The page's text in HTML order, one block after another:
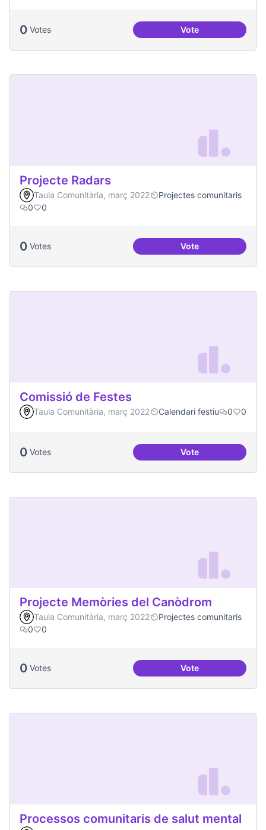
0 Votes VoteJornades de Salut
Projecte Radars
Taula Comunitària, març 2022
Projectes comunitaris
0
0
0 Votes VoteProjecte Radars
Comissió de Festes
Taula Comunitària, març 2022 Calendari festiu 0 0
0 Votes VoteComissió de
Projecte Memòries del Canòdrom
Taula Comunitària, març 2022
Projectes comunitaris
0
0
0 Votes VoteProjecte
Processos comunitaris de salut mental